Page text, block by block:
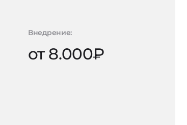
Внедрение:
от 8.000₽